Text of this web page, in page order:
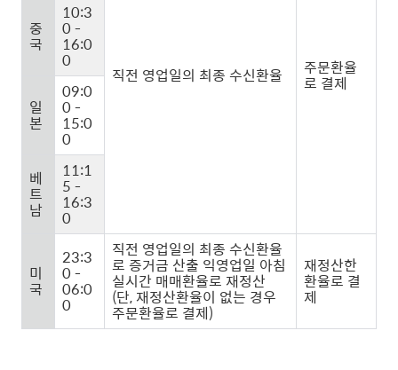
직전 영업일의 최종 수신환율 주문환율
로 결제
중
국
10:3
0 -
16:0
0
일
본
09:0
0 -
15:0
0
베
트
남
11:1
5 -
16:3
0
미
국
23:3
0 -
06:0
0
직전 영업일의 최종 수신환율
로 증거금 산출 익영업일 아침
실시간 매매환율로 재정산
(단, 재정산환율이 없는 경우
주문환율로 결제)
재정산한
환율로 결
제